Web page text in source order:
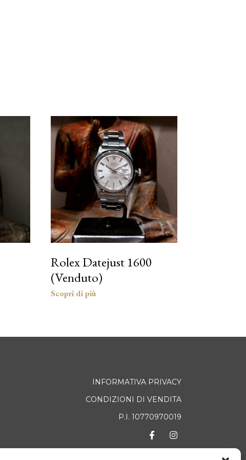
Rolex Datejust 1600
(Venduto)
INFORMATIVA PRIVACY
CONDIZIONI DI VENDITA
P.I. 10770970019